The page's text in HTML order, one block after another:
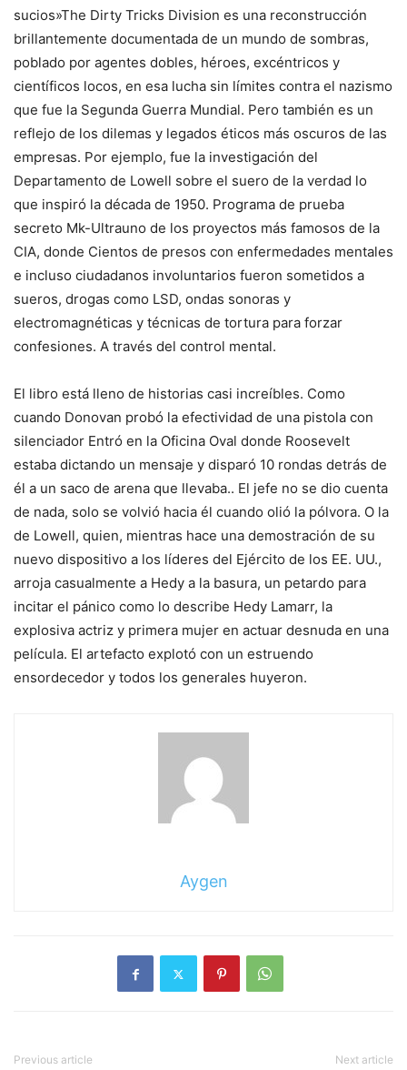
sucios»The Dirty Tricks Division es una reconstrucción
brillantemente documentada de un mundo de sombras,
poblado por agentes dobles, héroes, excéntricos y
científicos locos, en esa lucha sin límites contra el nazismo
que fue la Segunda Guerra Mundial. Pero también es un
reflejo de los dilemas y legados éticos más oscuros de las
empresas. Por ejemplo, fue la investigación del
Departamento de Lowell sobre el suero de la verdad lo
que inspiró la década de 1950. Programa de prueba
secreto Mk-Ultrauno de los proyectos más famosos de la
CIA, donde Cientos de presos con enfermedades mentales
e incluso ciudadanos involuntarios fueron sometidos a
sueros, drogas como LSD, ondas sonoras y
electromagnéticas y técnicas de tortura para forzar
confesiones. A través del control mental.
El libro está lleno de historias casi increíbles. Como
cuando Donovan probó la efectividad de una pistola con
silenciador Entró en la Oficina Oval donde Roosevelt
estaba dictando un mensaje y disparó 10 rondas detrás de
él a un saco de arena que llevaba.. El jefe no se dio cuenta
de nada, solo se volvió hacia él cuando olió la pólvora. O la
de Lowell, quien, mientras hace una demostración de su
nuevo dispositivo a los líderes del Ejército de los EE. UU.,
arroja casualmente a Hedy a la basura, un petardo para
incitar el pánico como lo describe Hedy Lamarr, la
explosiva actriz y primera mujer en actuar desnuda en una
película. El artefacto explotó con un estruendo
ensordecedor y todos los generales huyeron.
Aygen
Previous article Next article